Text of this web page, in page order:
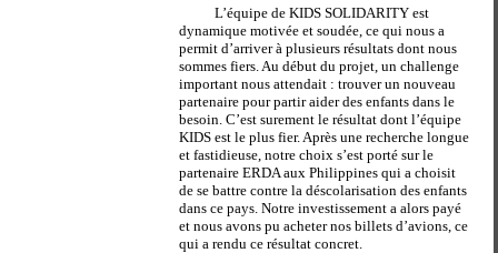
L’équipe de KIDS SOLIDARITY est
dynamique motivée et soudée, ce qui nous a
permit d’arriver à plusieurs résultats dont nous
sommes fiers. Au début du projet, un challenge
important nous attendait : trouver un nouveau
partenaire pour partir aider des enfants dans le
besoin. C’est surement le résultat dont l’équipe
KIDS est le plus fier. Après une recherche longue
et fastidieuse, notre choix s’est porté sur le
partenaire ERDA aux Philippines qui a choisit
de se battre contre la déscolarisation des enfants
dans ce pays. Notre investissement a alors payé
et nous avons pu acheter nos billets d’avions, ce
qui a rendu ce résultat concret.